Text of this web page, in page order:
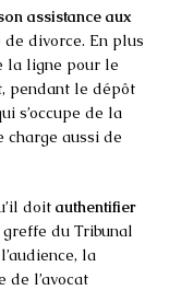
assistance aux
divorce. En plus
la ligne pour le
pendant le dépôt
s’occupe de la
charge aussi de
doit authentifier
du Tribunal
la
de l’avocat